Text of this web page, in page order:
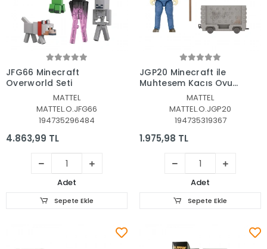
Sepete Ekle
JFG66 Minecraft
Overworld Seti
MATTEL
MATTEL.O.JFG66
194735296484
4.863,99 TL
Adet
Sepete Ekle
Sepete Ekle
JGP20 Minecraft ile
Muhteşem Kaçış Oyun
MATTEL
MATTEL.O.JGP20
194735319367
1.975,98 TL
Adet
Sepete Ekle